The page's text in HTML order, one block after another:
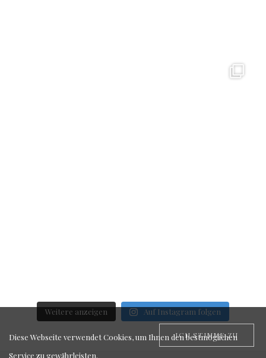
Weitere anzeigen Auf Instagram folgen
ICH STIMME ZU
Diese Webseite verwendet Cookies, um Ihnen den bestmöglichen
Service zu gewährleisten.